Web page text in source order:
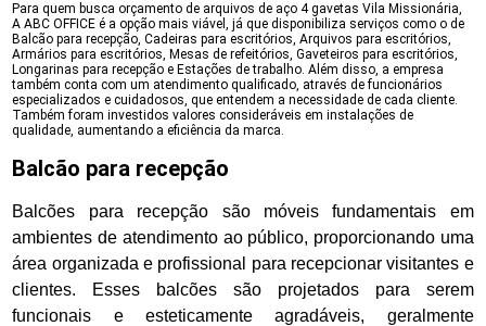
Para quem busca orçamento de arquivos de aço 4 gavetas Vila Missionária,
A ABC OFFICE é a opção mais viável, já que disponibiliza serviços como o de
Balcão para recepção, Cadeiras para escritórios, Arquivos para escritórios,
Armários para escritórios, Mesas de refeitórios, Gaveteiros para escritórios,
Longarinas para recepção e Estações de trabalho. Além disso, a empresa
também conta com um atendimento qualificado, através de funcionários
especializados e cuidadosos, que entendem a necessidade de cada cliente.
Também foram investidos valores consideráveis em instalações de
qualidade, aumentando a eficiência da marca.
Balcão para recepção
Balcões para recepção são móveis fundamentais em
ambientes de atendimento ao público, proporcionando uma
área organizada e profissional para recepcionar visitantes e
clientes. Esses balcões são projetados para serem
funcionais e esteticamente agradáveis, geralmente